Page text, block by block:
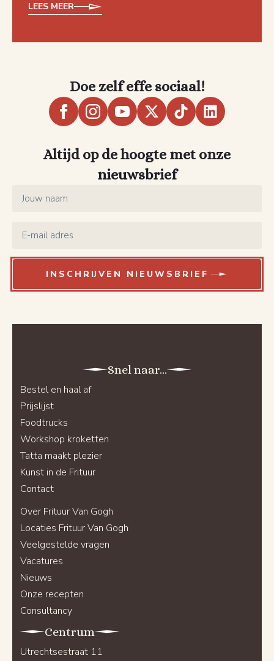
LEES MEER
Doe zelf effe sociaal!
Altijd op de hoogte met onze
nieuwsbrief
INSCHRIJVEN NIEUWSBRIEF
Snel naar...
Bestel en haal af
Prijslijst
Foodtrucks
Workshop kroketten
Tatta maakt plezier
Kunst in de Frituur
Contact
Over Frituur Van Gogh
Locaties Frituur Van Gogh
Veelgestelde vragen
Vacatures
Nieuws
Onze recepten
Consultancy
Centrum
Utrechtsestraat 11